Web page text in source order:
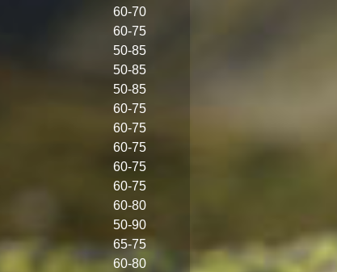
60-70
60-75
50-85
50-85
50-85
60-75
60-75
60-75
60-75
60-75
60-80
50-90
65-75
60-80